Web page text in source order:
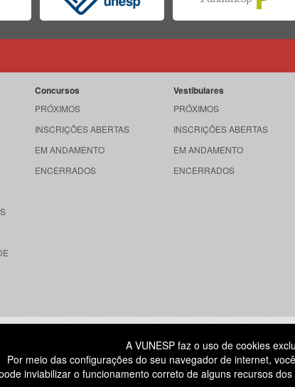
Concursos
PRÓXIMOS
INSCRIÇÕES ABERTAS
EM ANDAMENTO
ENCERRADOS
Vestibulares
PRÓXIMOS
INSCRIÇÕES ABERTAS
EM ANDAMENTO
ENCERRADOS
RUA DONA GERMAINE BURCHARD, 515
ÁGUA BRANCA - SÃO PAULO SP
CEP: 05002-062
ATENDIMENTO
A VUNESP faz o uso de cookies
Por meio das configurações do seu navegador de internet,
inviabilizar o funcionamento correto de alguns recursos